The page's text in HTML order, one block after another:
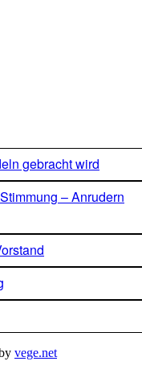
gebracht wird
– Anrudern
vege.net